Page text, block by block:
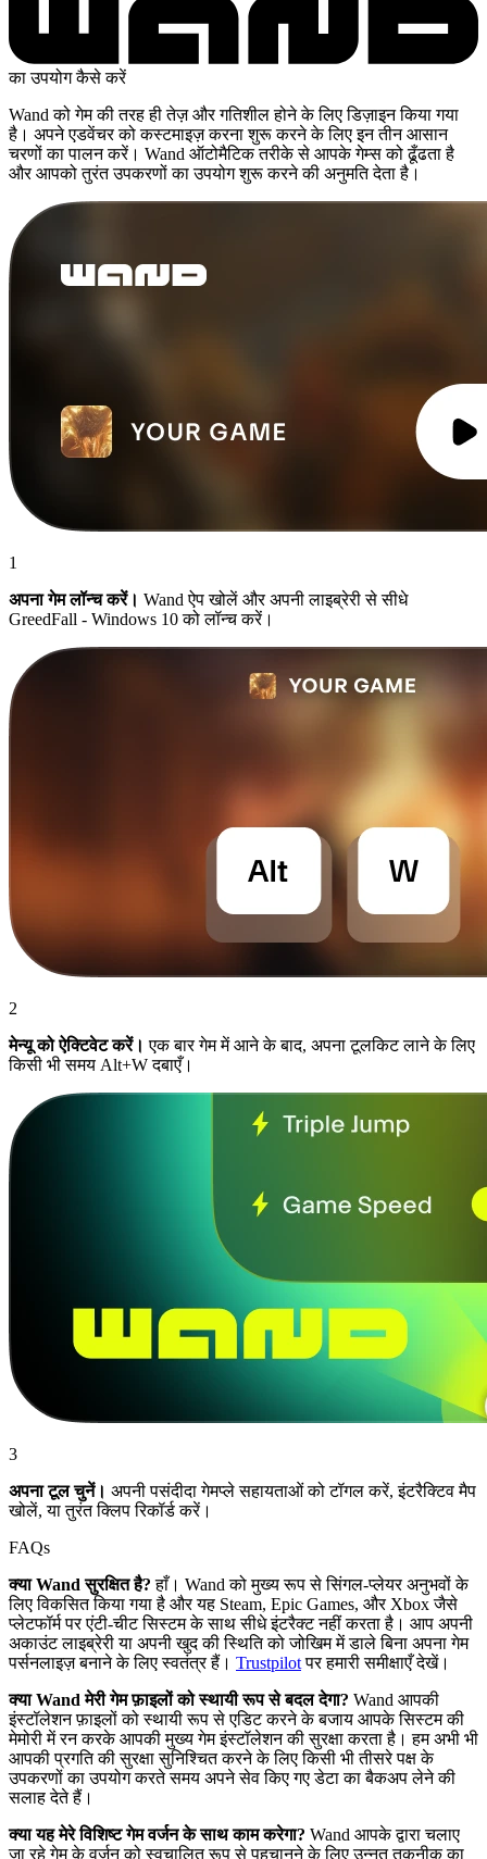
का उपयोग कैसे करें
Wand को गेम की तरह ही तेज़ और गतिशील होने के लिए डिज़ाइन किया गया
है। अपने एडवेंचर को कस्टमाइज़ करना शुरू करने के लिए इन तीन आसान
चरणों का पालन करें। Wand ऑटोमैटिक तरीके से आपके गेम्स को ढूँढता है
और आपको तुरंत उपकरणों का उपयोग शुरू करने की अनुमति देता है।
1
अपना गेम लॉन्च करें। Wand ऐप खोलें और अपनी लाइब्रेरी से सीधे
GreedFall - Windows 10 को लॉन्च करें।
2
मेन्यू को ऐक्टिवेट करें। एक बार गेम में आने के बाद, अपना टूलकिट लाने के लिए
किसी भी समय Alt+W दबाएँ।
3
अपना टूल चुनें। अपनी पसंदीदा गेमप्ले सहायताओं को टॉगल करें, इंटरैक्टिव मैप
खोलें, या तुरंत क्लिप रिकॉर्ड करें।
FAQs
क्या Wand सुरक्षित है? हाँ। Wand को मुख्य रूप से सिंगल-प्लेयर अनुभवों के
लिए विकसित किया गया है और यह Steam, Epic Games, और Xbox जैसे
प्लेटफॉर्म पर एंटी-चीट सिस्टम के साथ सीधे इंटरैक्ट नहीं करता है। आप अपनी
अकाउंट लाइब्रेरी या अपनी खुद की स्थिति को जोखिम में डाले बिना अपना गेम
पर्सनलाइज़ बनाने के लिए स्वतंत्र हैं। Trustpilotपर हमारी समीक्षाएँ देखें।
क्या Wand मेरी गेम फ़ाइलों को स्थायी रूप से बदल देगा? Wand आपकी
इंस्टॉलेशन फ़ाइलों को स्थायी रूप से एडिट करने के बजाय आपके सिस्टम की
मेमोरी में रन करके आपकी मुख्य गेम इंस्टॉलेशन की सुरक्षा करता है। हम अभी भी
आपकी प्रगति की सुरक्षा सुनिश्चित करने के लिए किसी भी तीसरे पक्ष के
उपकरणों का उपयोग करते समय अपने सेव किए गए डेटा का बैकअप लेने की
सलाह देते हैं।
क्या यह मेरे विशिष्ट गेम वर्जन के साथ काम करेगा? Wand आपके द्वारा चलाए
जा रहे गेम के वर्जन को स्वचालित रूप से पहचानने के लिए उन्नत तकनीक का